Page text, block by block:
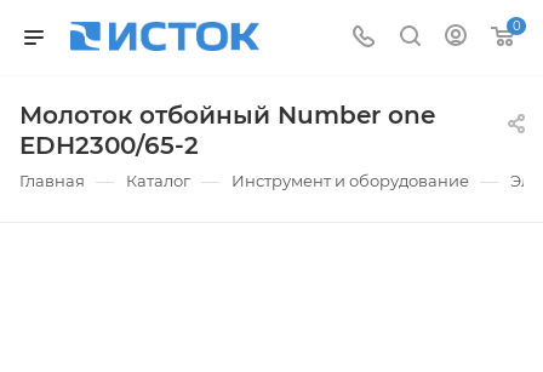
0
Молоток отбойный Number one
EDH2300/65-2
Главная — Каталог — Инструмент и оборудование —